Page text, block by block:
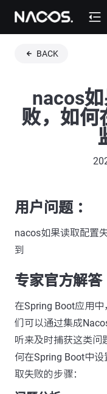
BACK
nacos
败，如何
用户问题 ：
nacos如果读取配置
到
专家官方解答
在Spring Boot应用
们可以通过集成
听来及时捕获这类问
何在Spring Boot中
取失败的步骤：